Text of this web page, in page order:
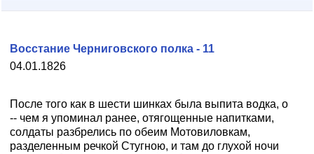
04.01.1826
Восстание Черниговского полка - 11
После того как в шести шинках была выпита водка, о
-- чем я упоминал ранее, отягощенные напитками,
солдаты разбрелись по обеим Мотовиловкам,
разделенным речкой Стугною, и там до глухой ночи